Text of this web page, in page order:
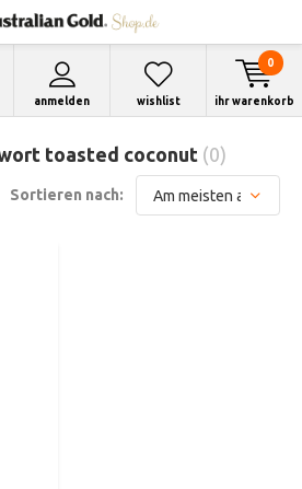
anmelden wishlist ihr warenkorb
0
toasted coconut (0)
Sortieren nach: